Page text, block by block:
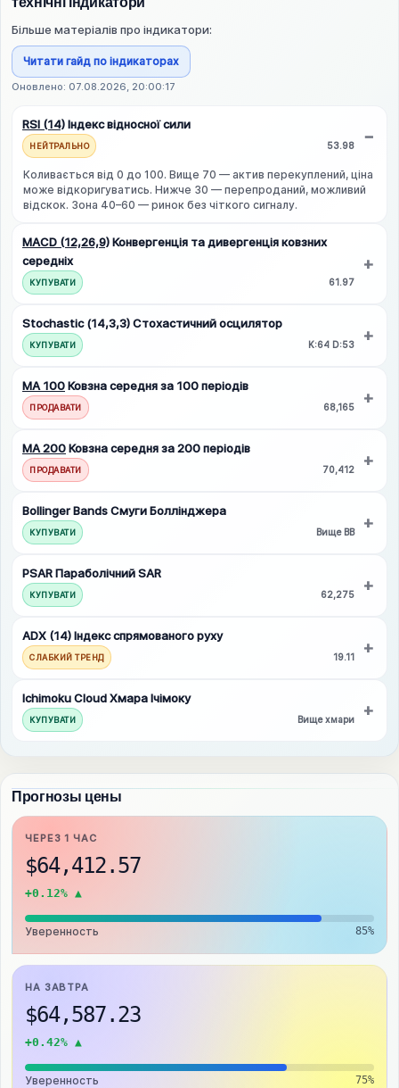
Більше матеріалів про індикатори:
Читати гайд по індикаторах
Оновлено: 07.08.2026, 20:00:17
RSI (14)Індекс відносної сили
НЕЙТРАЛЬНО 53.98
Коливається від 0 до 100. Вище 70 — актив перекуплений, ціна
може відкоригуватись. Нижче 30 — перепроданий, можливий
відскок. Зона 40–60 — ринок без чіткого сигналу.
MACD (12,26,9)Конвергенція та дивергенція ковзних
середніх
КУПУВАТИ 61.97
Stochastic (14,3,3)Стохастичний осцилятор
КУПУВАТИ K:64 D:53
MA 100Ковзна середня за 100 періодів
ПРОДАВАТИ 68,165
MA 200Ковзна середня за 200 періодів
ПРОДАВАТИ 70,412
Bollinger BandsСмуги Боллінджера
КУПУВАТИ Вище BB
PSARПараболічний SAR
КУПУВАТИ 62,275
ADX (14)Індекс спрямованого руху
СЛАБКИЙ ТРЕНД 19.11
Ichimoku CloudХмара Ічімоку
КУПУВАТИ Вище хмари
Прогнозы цены
ЧЕРЕЗ 1 ЧАС
$64,412.57
+0.12% ▲
Уверенность 85%
НА ЗАВТРА
$64,587.23
+0.42% ▲
Уверенность 75%